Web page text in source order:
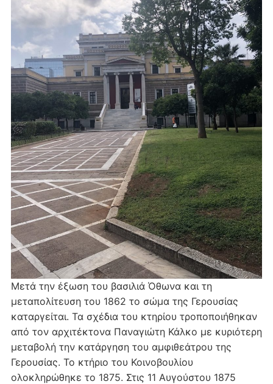
Μετά την έξωση του βασιλιά Όθωνα και τη
μεταπολίτευση του 1862 το σώμα της Γερουσίας
καταργείται. Τα σχέδια του κτηρίου τροποποιήθηκαν
από τον αρχιτέκτονα Παναγιώτη Κάλκο με κυριότερη
μεταβολή την κατάργηση του αμφιθεάτρου της
Γερουσίας. Το κτήριο του Κοινοβουλίου
ολοκληρώθηκε το 1875. Στις 11 Αυγούστου 1875